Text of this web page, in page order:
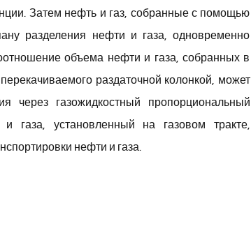
Затем нефть и газ, собранные с помощью
разделения нефти и газа, одновременно
объема нефти и газа, собранных в
раздаточной колонкой, может
через газожидкостный пропорциональный
газа, установленный на газовом тракте,
нефти и газа.